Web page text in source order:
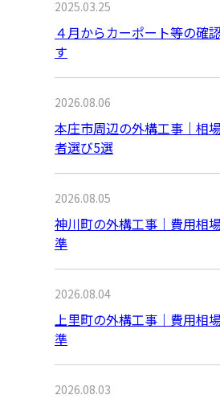
2025.03.25
４月からカーポート等の確
す
2026.08.06
本庄市周辺の外構工事｜相
者選び5選
2026.08.05
神川町の外構工事｜費用相
準
2026.08.04
上里町の外構工事｜費用相
準
2026.08.03